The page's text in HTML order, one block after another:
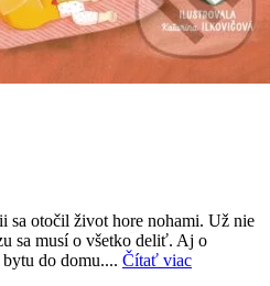
sa otočil život hore nohami. Už nie
sa musí o všetko deliť. Aj o
do domu.... Čítať viac